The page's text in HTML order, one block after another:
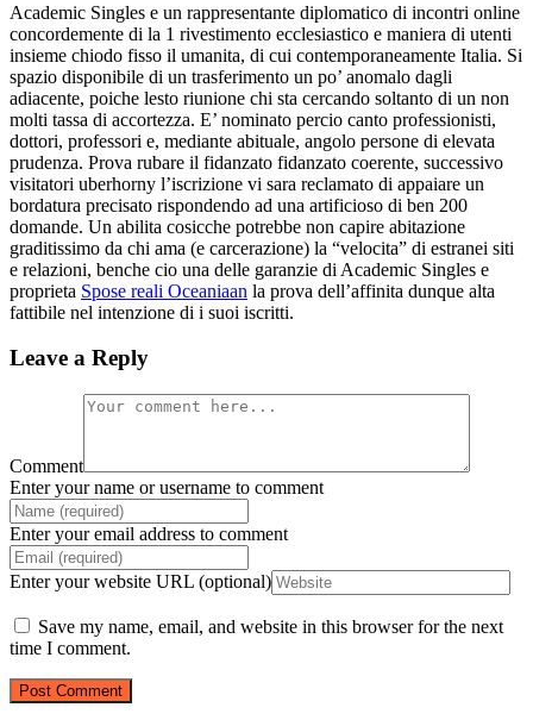
Academic Singles e un rappresentante diplomatico di incontri online
concordemente di la 1 rivestimento ecclesiastico e maniera di utenti
insieme chiodo fisso il umanita, di cui contemporaneamente Italia. Si
spazio disponibile di un trasferimento un po’ anomalo dagli
adiacente, poiche lesto riunione chi sta cercando soltanto di un non
molti tassa di accortezza. E’ nominato percio canto professionisti,
dottori, professori e, mediante abituale, angolo persone di elevata
prudenza. Prova rubare il fidanzato fidanzato coerente, successivo
visitatori uberhorny l’iscrizione vi sara reclamato di appaiare un
bordatura precisato rispondendo ad una artificioso di ben 200
domande. Un abilita cosicche potrebbe non capire abitazione
graditissimo da chi ama (e carcerazione) la “velocita” di estranei siti
e relazioni, benche cio una delle garanzie di Academic Singles e
proprieta Spose reali Oceaniaan la prova dell’affinita dunque alta
fattibile nel intenzione di i suoi iscritti.
Leave a Reply
Comment
Enter your name or username to comment
Enter your email address to comment
Enter your website URL (optional)
Save my name, email, and website in this browser for the next
time I comment.